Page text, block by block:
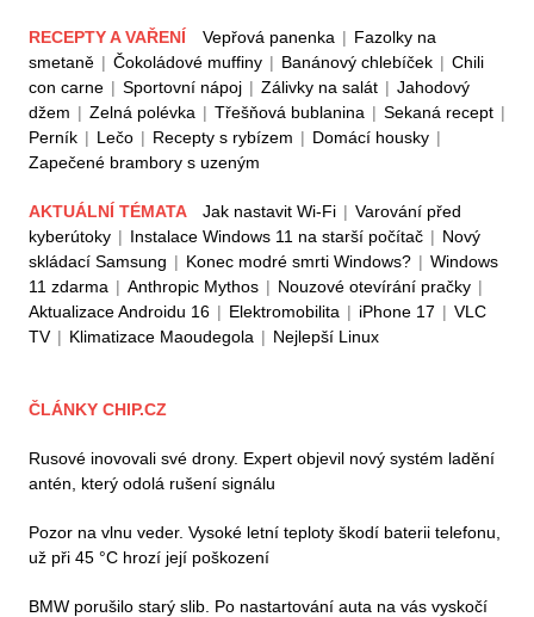
RECEPTY A VAŘENÍ Vepřová panenka | Fazolky na
smetaně | Čokoládové muffiny | Banánový chlebíček | Chili
con carne | Sportovní nápoj | Zálivky na salát | Jahodový
džem | Zelná polévka | Třešňová bublanina | Sekaná recept |
Perník | Lečo | Recepty s rybízem | Domácí housky |
Zapečené brambory s uzeným
AKTUÁLNÍ TÉMATA Jak nastavit Wi-Fi | Varování před
kyberútoky | Instalace Windows 11 na starší počítač | Nový
skládací Samsung | Konec modré smrti Windows? | Windows
11 zdarma | Anthropic Mythos | Nouzové otevírání pračky |
Aktualizace Androidu 16 | Elektromobilita | iPhone 17 | VLC
TV | Klimatizace Maoudegola | Nejlepší Linux
ČLÁNKY CHIP.CZ
Rusové inovovali své drony. Expert objevil nový systém ladění
antén, který odolá rušení signálu
Pozor na vlnu veder. Vysoké letní teploty škodí baterii telefonu,
už při 45 °C hrozí její poškození
BMW porušilo starý slib. Po nastartování auta na vás vyskočí